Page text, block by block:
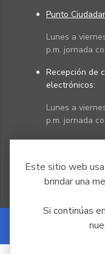
Este sitio web usa
brindar una
Si continúas
Punto
Lunes a
p.m. jornada
Recepción de
electrónicos:
Lunes a
p.m. jornada